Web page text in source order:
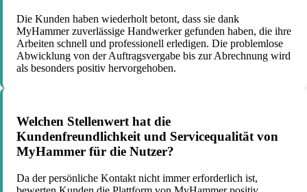
Die Kunden haben wiederholt betont, dass sie dank
MyHammer zuverlässige Handwerker gefunden haben, die ihre
Arbeiten schnell und professionell erledigen. Die problemlose
Abwicklung von der Auftragsvergabe bis zur Abrechnung wird
als besonders positiv hervorgehoben.
Welchen Stellenwert hat die
Kundenfreundlichkeit und Servicequalität von
MyHammer für die Nutzer?
Da der persönliche Kontakt nicht immer erforderlich ist,